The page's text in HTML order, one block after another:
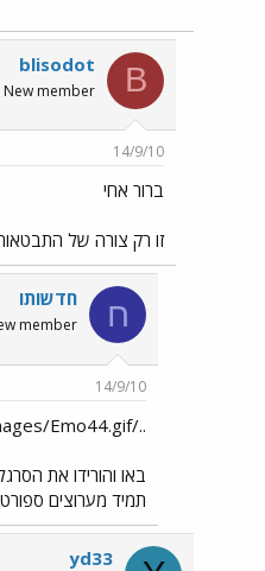
B
blisodot
New member
14/9/10
ברור אחי
זו רק צורה של
ח חדשותו
member
14/9/10
../images/Emo44.gif שידור לכל משחקי הספורט:
באו והורידו את
תמיד מערוצים ספורט 1 ספורט 2 ועוד)
yd33